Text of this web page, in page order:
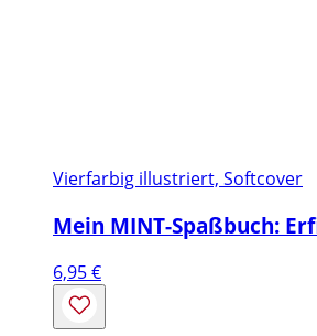
Vierfarbig illustriert, Softcover
Mein MINT-Spaßbuch:
6,95€